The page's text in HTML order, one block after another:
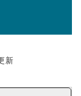
新